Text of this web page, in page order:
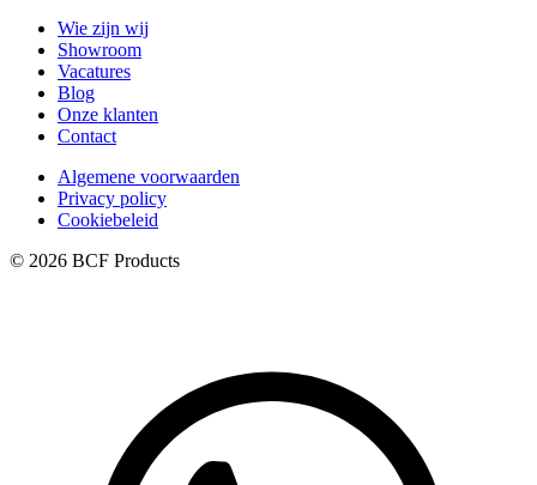
Wie zijn wij
Showroom
Vacatures
Blog
Onze klanten
Contact
Algemene voorwaarden
Privacy policy
Cookiebeleid
© 2026 BCF Products